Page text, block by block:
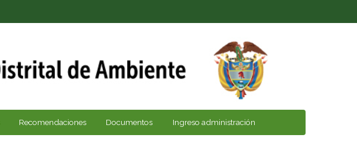
Recomendaciones Documentos Ingreso administración